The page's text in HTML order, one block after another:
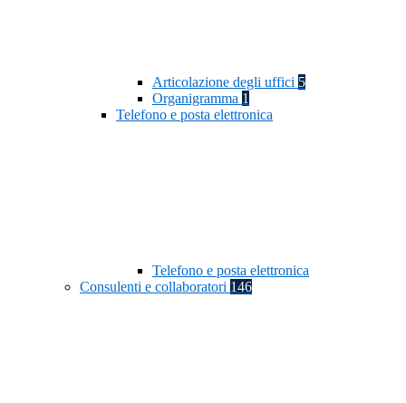
Articolazione degli uffici 5
Organigramma 1
Telefono e posta elettronica
Telefono e posta elettronica
Consulenti e collaboratori 146